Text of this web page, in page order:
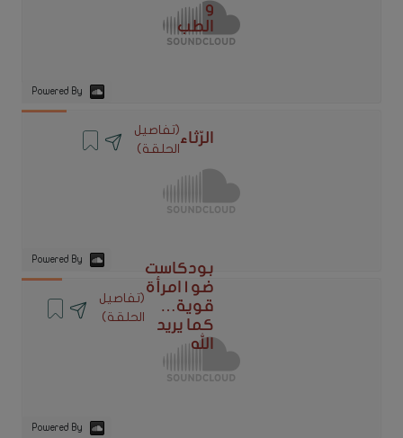
و
الطب
Powered By
الرّثاء
(تفاصيل
الحلقة)
Powered By
بودكاست
ضو | امرأة
قوية…
كما يريد
الله
(تفاصيل
الحلقة)
Powered By